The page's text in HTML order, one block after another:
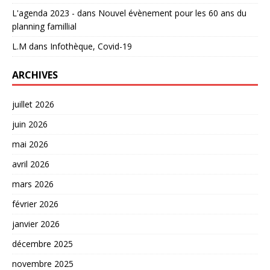
L'agenda 2023 - dans Nouvel évènement pour les 60 ans du
planning famillial
L.M dans Infothèque, Covid-19
ARCHIVES
juillet 2026
juin 2026
mai 2026
avril 2026
mars 2026
février 2026
janvier 2026
décembre 2025
novembre 2025